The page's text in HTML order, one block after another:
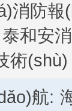
消防報
泰和安
術(shù)
航: